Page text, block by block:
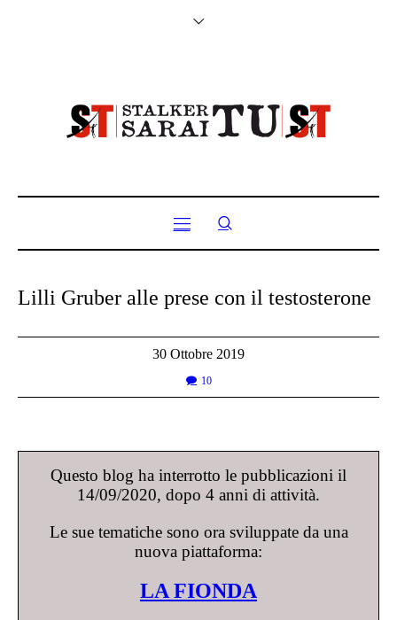
Lilli Gruber alle prese con il testosterone
30 Ottobre 2019
10
Questo blog ha interrotto le pubblicazioni il
14/09/2020, dopo 4 anni di attività.
Le sue tematiche sono ora sviluppate da una
nuova piattaforma:
LA FIONDA